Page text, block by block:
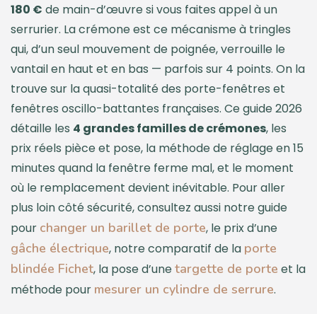
180 € de main-d’œuvre si vous faites appel à un
serrurier. La crémone est ce mécanisme à tringles
qui, d’un seul mouvement de poignée, verrouille le
vantail en haut et en bas — parfois sur 4 points. On la
trouve sur la quasi-totalité des porte-fenêtres et
fenêtres oscillo-battantes françaises. Ce guide 2026
détaille les 4 grandes familles de crémones, les
prix réels pièce et pose, la méthode de réglage en 15
minutes quand la fenêtre ferme mal, et le moment
où le remplacement devient inévitable. Pour aller
plus loin côté sécurité, consultez aussi notre guide
pour changer un barillet de porte, le prix d’une
gâche électrique, notre comparatif de la porte
blindée Fichet, la pose d’unetargette de porte et la
méthode pour mesurer un cylindre de serrure.